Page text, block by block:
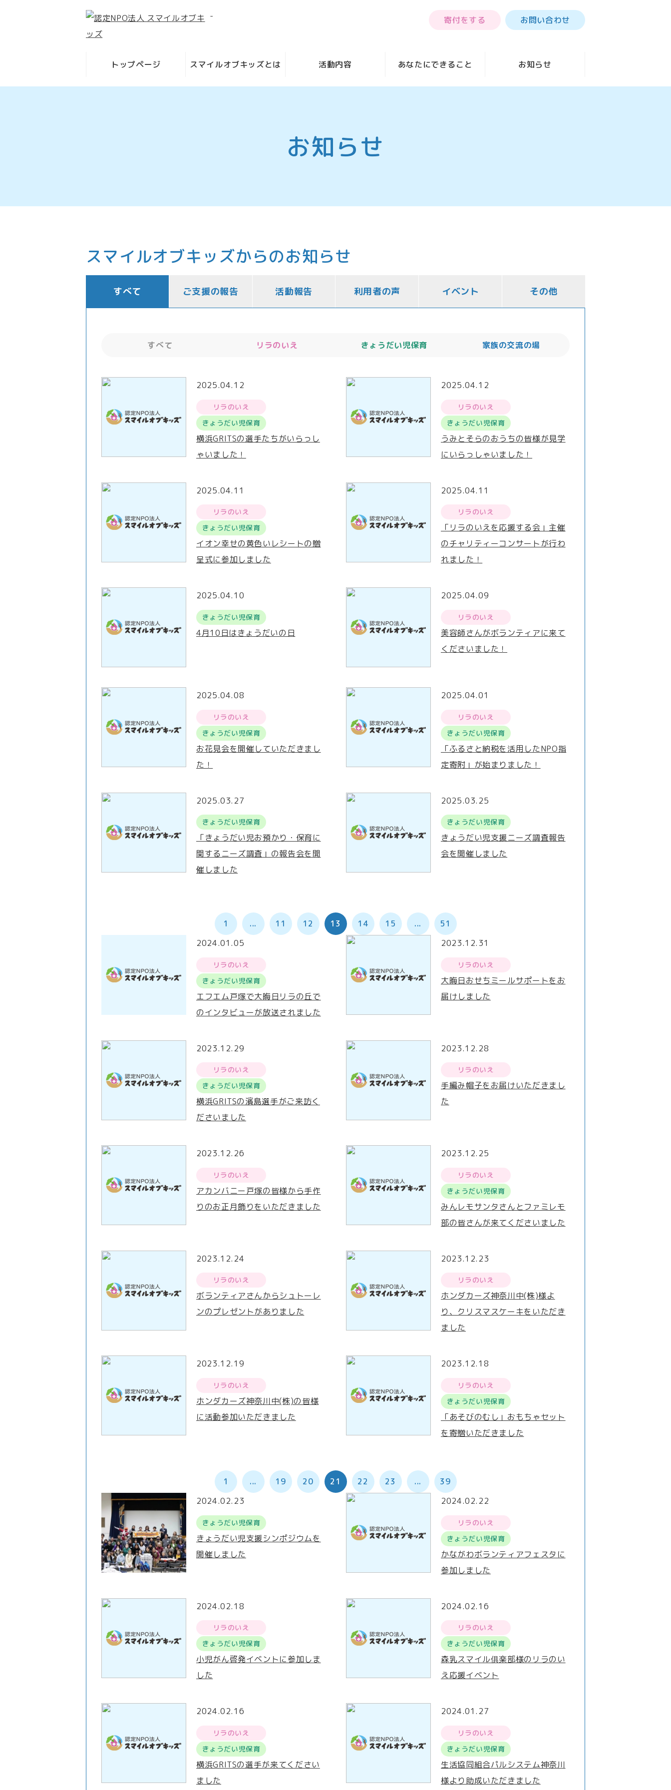
- 寄付をする お問い合わせ
トップページ スマイルオブキッズとは 活動内容 あなたにできること お知らせ
お知らせ
スマイルオブキッズからのお知らせ
すべて ご支援の報告 活動報告 利用者の声 イベント その他
すべて リラのいえ きょうだい児保育 家族の交流の場
2025.04.12
リラのいえ
きょうだい児保育
横浜GRITSの選手たちがいらっし
ゃいました！
2025.04.12
リラのいえ
きょうだい児保育
うみとそらのおうちの皆様が見学
にいらっしゃいました！
2025.04.11
リラのいえ
きょうだい児保育
イオン幸せの黄色いレシートの贈
呈式に参加しました
2025.04.11
リラのいえ
「リラのいえを応援する会」主催
のチャリティーコンサートが行わ
れました！
2025.04.10
きょうだい児保育
4月10日はきょうだいの日
2025.04.09
リラのいえ
美容師さんがボランティアに来て
くださいました！
2025.04.08
リラのいえ
きょうだい児保育
お花見会を開催していただきまし
た！
2025.04.01
リラのいえ
きょうだい児保育
「ふるさと納税を活用したNPO指
定寄附」が始まりました！
2025.03.27
きょうだい児保育
「きょうだい児お預かり・保育に
関するニーズ調査」の報告会を開
催しました
2025.03.25
きょうだい児保育
きょうだい児支援ニーズ調査報告
会を開催しました
1 ... 11 12 13 14 15 ...
51
2024.01.05
リラのいえ
きょうだい児保育
エフエム戸塚で大晦日リラの丘で
のインタビューが放送されました
2023.12.31
リラのいえ
大晦日おせちミールサポートをお
届けしました
2023.12.29
リラのいえ
きょうだい児保育
横浜GRITSの濱島選手がご来訪く
ださいました
2023.12.28
リラのいえ
手編み帽子をお届けいただきまし
た
2023.12.26
リラのいえ
アカンバニー戸塚の皆様から手作
りのお正月飾りをいただきました
2023.12.25
リラのいえ
きょうだい児保育
みんレモサンタさんとファミレモ
部の皆さんが来てくださいました
2023.12.24
リラのいえ
ボランティアさんからシュトーレ
ンのプレゼントがありました
2023.12.23
リラのいえ
ホンダカーズ神奈川中(株)様よ
り、クリスマスケーキをいただき
ました
2023.12.19
リラのいえ
ホンダカーズ神奈川中(株)の皆様
に活動参加いただきました
2023.12.18
リラのいえ
きょうだい児保育
「あそびのむし」おもちゃセット
を寄贈いただきました
1 ... 19 20 21 22 23 ...
39
2024.02.23
きょうだい児保育
きょうだい児支援シンポジウムを
開催しました
2024.02.22
リラのいえ
きょうだい児保育
かながわボランティアフェスタに
参加しました
2024.02.18
リラのいえ
きょうだい児保育
小児がん啓発イベントに参加しま
した
2024.02.16
リラのいえ
きょうだい児保育
森乳スマイル俱楽部様のリラのい
え応援イベント
2024.02.16
リラのいえ
きょうだい児保育
横浜GRITSの選手が来てください
ました
2024.01.27
リラのいえ
きょうだい児保育
生活協同組合パルシステム神奈川
様より助成いただきました